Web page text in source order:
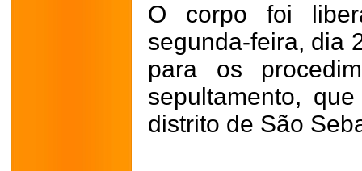
O corpo foi
segunda-feira, dia
para os
sepultamento,
distrito de São